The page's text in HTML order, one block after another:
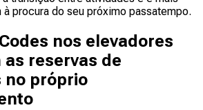
procura do seu próximo passatempo.
nos elevadores
reservas de
no próprio